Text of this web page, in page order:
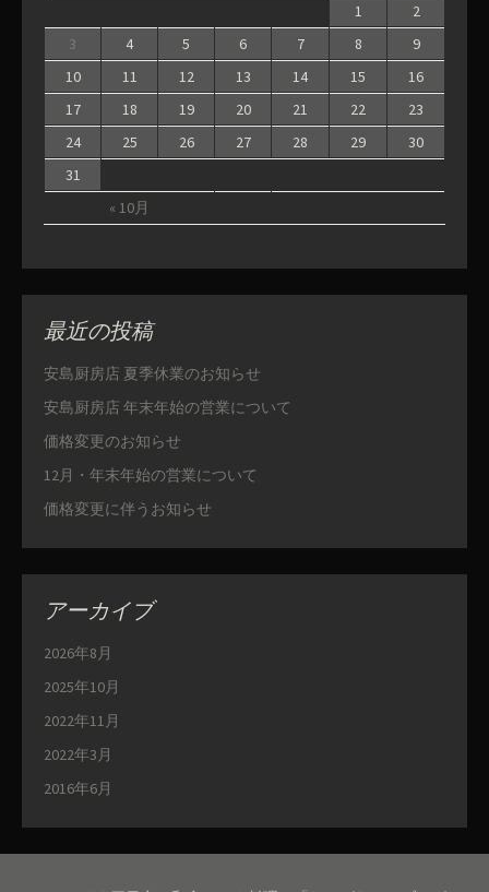
« 10月
1
2
3
4 5 6 7 8
9
10
11 12 13 14 15
16
17
18 19 20 21 22
23
24
25 26 27 28 29
30
31
最近の投稿
安島厨房店 夏季休業のお知らせ
安島厨房店 年末年始の営業について
価格変更のお知らせ
12月・年末年始の営業について
価格変更に伴うお知らせ
アーカイブ
2026年8月
2025年10月
2022年11月
2022年3月
2016年6月